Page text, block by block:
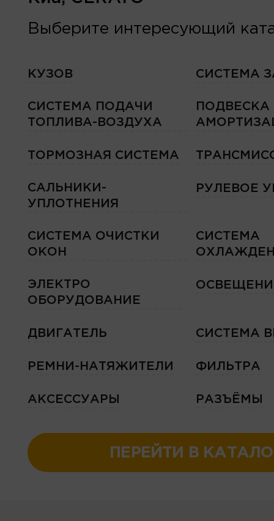
Выберите интересующий
КУЗОВ СИСТЕМА
СИСТЕМА ПОДАЧИ
ТОПЛИВА-ВОЗДУХА
ПОДВЕСКА
ТОРМОЗНАЯ СИСТЕМА
САЛЬНИКИ-
УПЛОТНЕНИЯ
РУЛЕВОЕ
СИСТЕМА ОЧИСТКИ
ОКОН
СИСТЕМА
ЭЛЕКТРО
ОБОРУДОВАНИЕ
ДВИГАТЕЛЬ СИСТЕМА
РЕМНИ-НАТЯЖИТЕЛИ ФИЛЬТРА
АКСЕССУАРЫ РАЗЪЁМЫ
ПЕРЕЙТИ В